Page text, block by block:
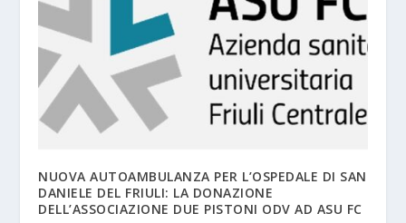
NUOVA AUTOAMBULANZA PER L’OSPEDALE DI SAN
DANIELE DEL FRIULI: LA DONAZIONE
DELL’ASSOCIAZIONE DUE PISTONI ODV AD ASU FC